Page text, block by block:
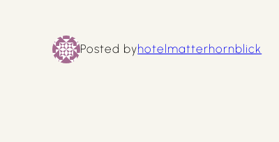
Posted byhotelmatterhornblick